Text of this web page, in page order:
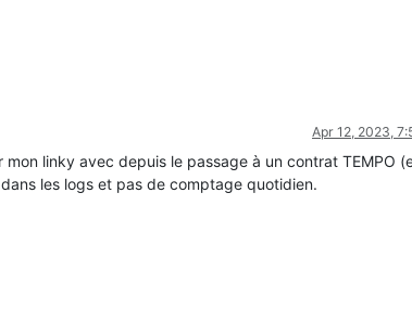
Apr 12, 2023,
linky avec depuis le passage à un contrat TEMPO
les logs et pas de comptage quotidien.